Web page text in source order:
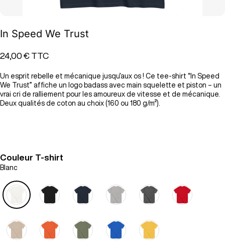
In Speed We Trust
24,00 € TTC
Un esprit rebelle et mécanique jusqu’aux os ! Ce tee-shirt “In Speed
We Trust” affiche un logo badass avec main squelette et piston – un
vrai cri de ralliement pour les amoureux de vitesse et de mécanique.
Deux qualités de coton au choix (160 ou 180 g/m²).
Couleur T-shirt
Blanc